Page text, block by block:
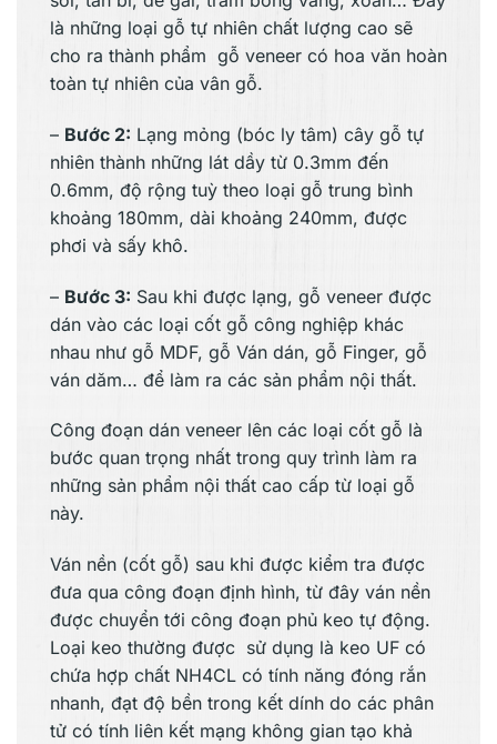
là những loại gỗ tự nhiên chất lượng cao sẽ
cho ra thành phẩm gỗ veneer có hoa văn hoàn
toàn tự nhiên của vân gỗ.
– Bước 2: Lạng mỏng (bóc ly tâm) cây gỗ tự
nhiên thành những lát dầy từ 0.3mm đến
0.6mm, độ rộng tuỳ theo loại gỗ trung bình
khoảng 180mm, dài khoảng 240mm, được
phơi và sấy khô.
– Bước 3: Sau khi được lạng, gỗ veneer được
dán vào các loại cốt gỗ công nghiệp khác
nhau như gỗ MDF, gỗ Ván dán, gỗ Finger, gỗ
ván dăm… để làm ra các sản phẩm nội thất.
Công đoạn dán veneer lên các loại cốt gỗ là
bước quan trọng nhất trong quy trình làm ra
những sản phẩm nội thất cao cấp từ loại gỗ
này.
Ván nền (cốt gỗ) sau khi được kiểm tra được
đưa qua công đoạn định hình, từ đây ván nền
được chuyển tới công đoạn phủ keo tự động.
Loại keo thường được sử dụng là keo UF có
chứa hợp chất NH4CL có tính năng đóng rắn
nhanh, đạt độ bền trong kết dính do các phân
tử có tính liên kết mạng không gian tạo khả